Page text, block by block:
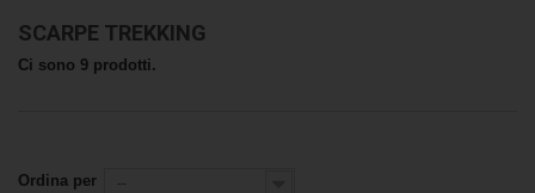
SCARPE TREKKING
Ci sono 9 prodotti.
Ordina per --